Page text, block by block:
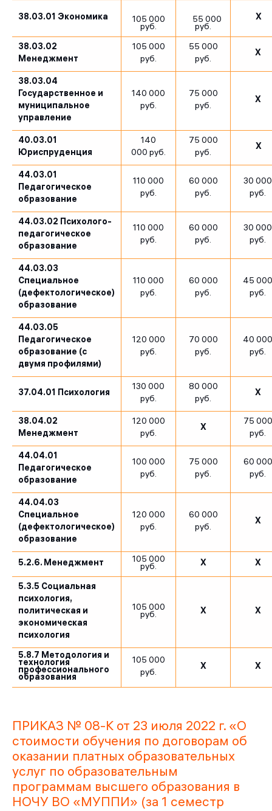
38.03.01 Экономика
105 000
руб.
55 000
руб.
X
38.03.02
Менеджмент
105 000
руб.
55 000
руб.
X
38.03.04
Государственное и
муниципальное
управление
140 000
руб.
75 000
руб.
X
40.03.01
Юриспруденция
140
000 руб.
75 000
руб.
X
44.03.01
Педагогическое
образование
110 000
руб.
60 000
руб.
30 000
руб.
44.03.02 Психолого-
педагогическое
образование
110 000
руб.
60 000
руб.
30 000
руб.
44.03.03
Специальное
(дефектологическое)
образование
110 000
руб.
60 000
руб.
45 000
руб.
44.03.05
Педагогическое
образование (с
двумя профилями)
120 000
руб.
70 000
руб.
40 000
руб.
37.04.01 Психология
130 000
руб.
80 000
руб.
X
38.04.02
Менеджмент
120 000
руб.
X
75 000
руб.
44.04.01
Педагогическое
образование
100 000
руб.
75 000
руб.
60 000
руб.
44.04.03
Специальное
(дефектологическое)
образование
120 000
руб.
60 000
руб.
X
5.2.6. Менеджмент
105 000
руб.
X X
5.3.5 Социальная
психология,
политическая и
экономическая
психология
105 000
руб.
X X
5.8.7 Методология и
технология
профессионального
образования
105 000
руб.
X X
ПРИКАЗ № 08-К от 23 июля 2022 г. «О
стоимости обучения по договорам об
оказании платных образовательных
услуг по образовательным
программам высшего образования в
НОЧУ ВО «МУППИ» (за 1 семестр